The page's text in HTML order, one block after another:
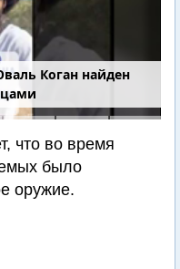
Коган найден
что во время
было
оружие.